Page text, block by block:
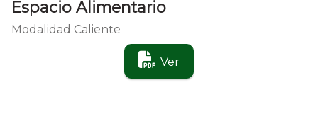
Espacio Alimentario
Modalidad Caliente
Ver